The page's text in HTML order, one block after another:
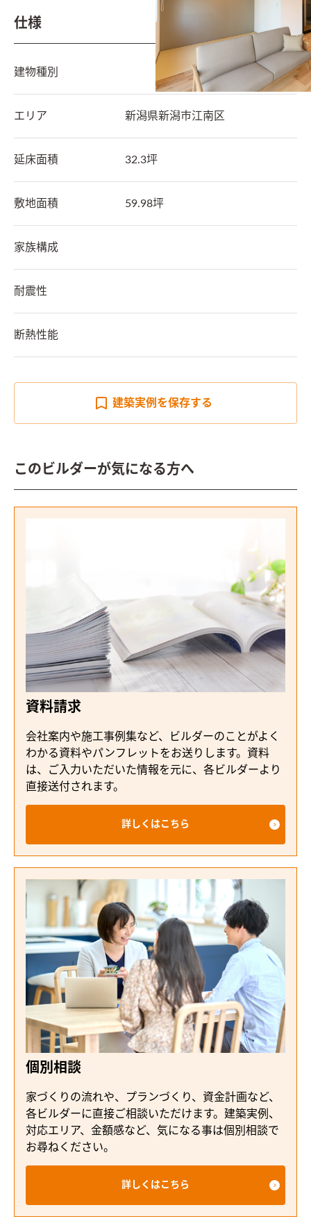
仕様
建物種別
エリア 新潟県新潟市江南区
延床面積 32.3坪
敷地面積 59.98坪
家族構成
耐震性
断熱性能
建築実例を保存する
このビルダーが気になる方へ
資料請求
会社案内や施工事例集など、ビルダーのことがよく
わかる資料やパンフレットをお送りします。資料
は、ご入力いただいた情報を元に、各ビルダーより
直接送付されます。
詳しくはこちら
個別相談
家づくりの流れや、プランづくり、資金計画など、
各ビルダーに直接ご相談いただけます。建築実例、
対応エリア、金額感など、気になる事は個別相談で
お尋ねください。
詳しくはこちら